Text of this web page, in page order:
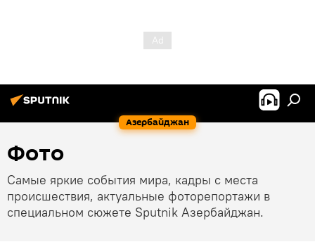
Азербайджан
Фото
Самые яркие события мира, кадры с места
происшествия, актуальные фоторепортажи в
специальном сюжете Sputnik Азербайджан.